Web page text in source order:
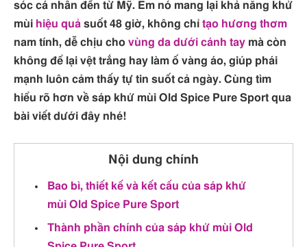
sóc cá nhân đến từ Mỹ. Em nó mang lại khả năng khử
mùi hiệu quả suốt 48 giờ, không chỉ tạo hương thơm
nam tính, dễ chịu cho vùng da dưới cánh tay mà còn
không để lại vệt trắng hay làm ố vàng áo, giúp phái
mạnh luôn cảm thấy tự tin suốt cả ngày. Cùng tìm
hiểu rõ hơn về sáp khử mùi Old Spice Pure Sport qua
bài viết dưới đây nhé!
Nội dung chính
Bao bì, thiết kế và kết cấu của sáp khử
mùi Old Spice Pure Sport
Thành phần chính của sáp khử mùi Old